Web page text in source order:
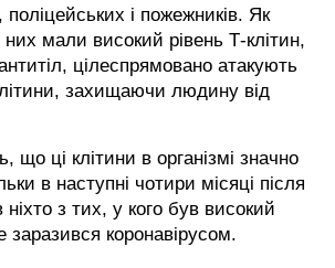
і пожежників. Як
мали високий рівень Т-клітин,
антитіл, цілеспрямовано атакують
захищаючи людину від
що ці клітини в організмі значно
в наступні чотири місяці після
ніхто з тих, у кого був високий
заразився коронавірусом.